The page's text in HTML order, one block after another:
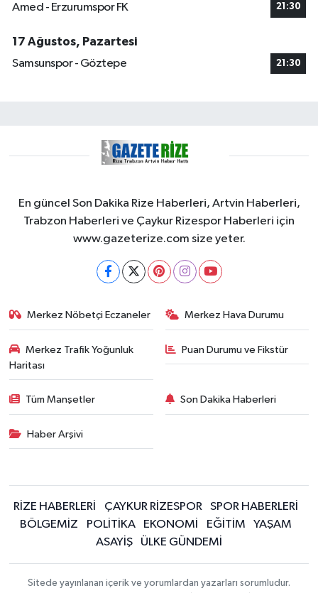
Amed - Erzurumspor FK 21:30
17 Ağustos, Pazartesi
Samsunspor - Göztepe
21:30
En güncel Son Dakika Rize Haberleri, Artvin Haberleri,
Trabzon Haberleri ve Çaykur Rizespor Haberleri için
www.gazeterize.com size yeter.
Merkez Nöbetçi Eczaneler Merkez Hava Durumu
Merkez Trafik Yoğunluk
Haritası
Puan Durumu ve Fikstür
Tüm Manşetler Son Dakika Haberleri
Haber Arşivi
RİZE HABERLERİ ÇAYKUR RİZESPOR
SPOR HABERLERİ
BÖLGEMİZ
POLİTİKA EKONOMİ EĞİTİM
YAŞAM
ASAYİŞ
ÜLKE GÜNDEMİ
Sitede yayınlanan içerik ve yorumlardan yazarları sorumludur.